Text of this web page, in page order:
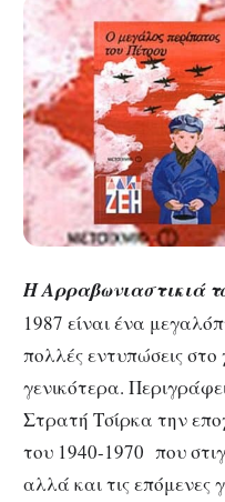
Η Αρραβωνιαστικιά
1987 είναι ένα
πολλές εντυπώσεις
γενικότερα.
Στρατή Τσίρκα την
του 1940-1970 που
αλλά και τις επόμενες